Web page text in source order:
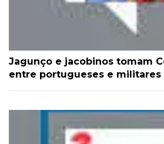
Jagunço e jacobinos tomam
entre portugueses e militares